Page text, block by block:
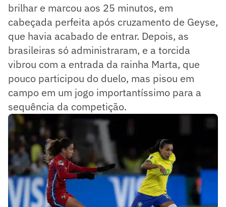
brilhar e marcou aos 25 minutos, em
cabeçada perfeita após cruzamento de Geyse,
que havia acabado de entrar. Depois, as
brasileiras só administraram, e a torcida
vibrou com a entrada da rainha Marta, que
pouco participou do duelo, mas pisou em
campo em um jogo importantíssimo para a
sequência da competição.